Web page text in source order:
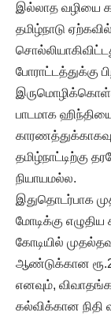
இல்லாத வழியை
தமிழ்நாடு
போராட்டத்துக்கு
பாடமாக
தமிழ்நாட்டிற்கு
நியாயமல்ல.
இதுதொடர்பாக
மோடிக்கு
கோடியில்
ஆண்டுக்கான
எனவும்,
கல்விக்கான நிதி